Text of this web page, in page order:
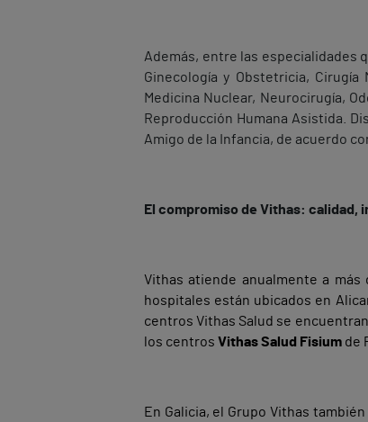
Además, entre las especialidades
Ginecología y Obstetricia, Cirugía
Medicina Nuclear, Neurocirugía,
Reproducción Humana Asistida.
Amigo de la Infancia, de acuerdo
El compromiso de Vithas: calidad,
Vithas atiende anualmente a más
hospitales están ubicados en
centros Vithas Salud se
los centros Vithas Salud Fisium de
En Galicia, el Grupo Vithas